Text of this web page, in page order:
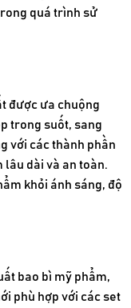
quá trình sử
được ưa chuộng
trong suốt, sang
với các thành phần
lâu dài và an toàn.
khỏi ánh sáng, độ
bao bì mỹ phẩm,
phù hợp với các set